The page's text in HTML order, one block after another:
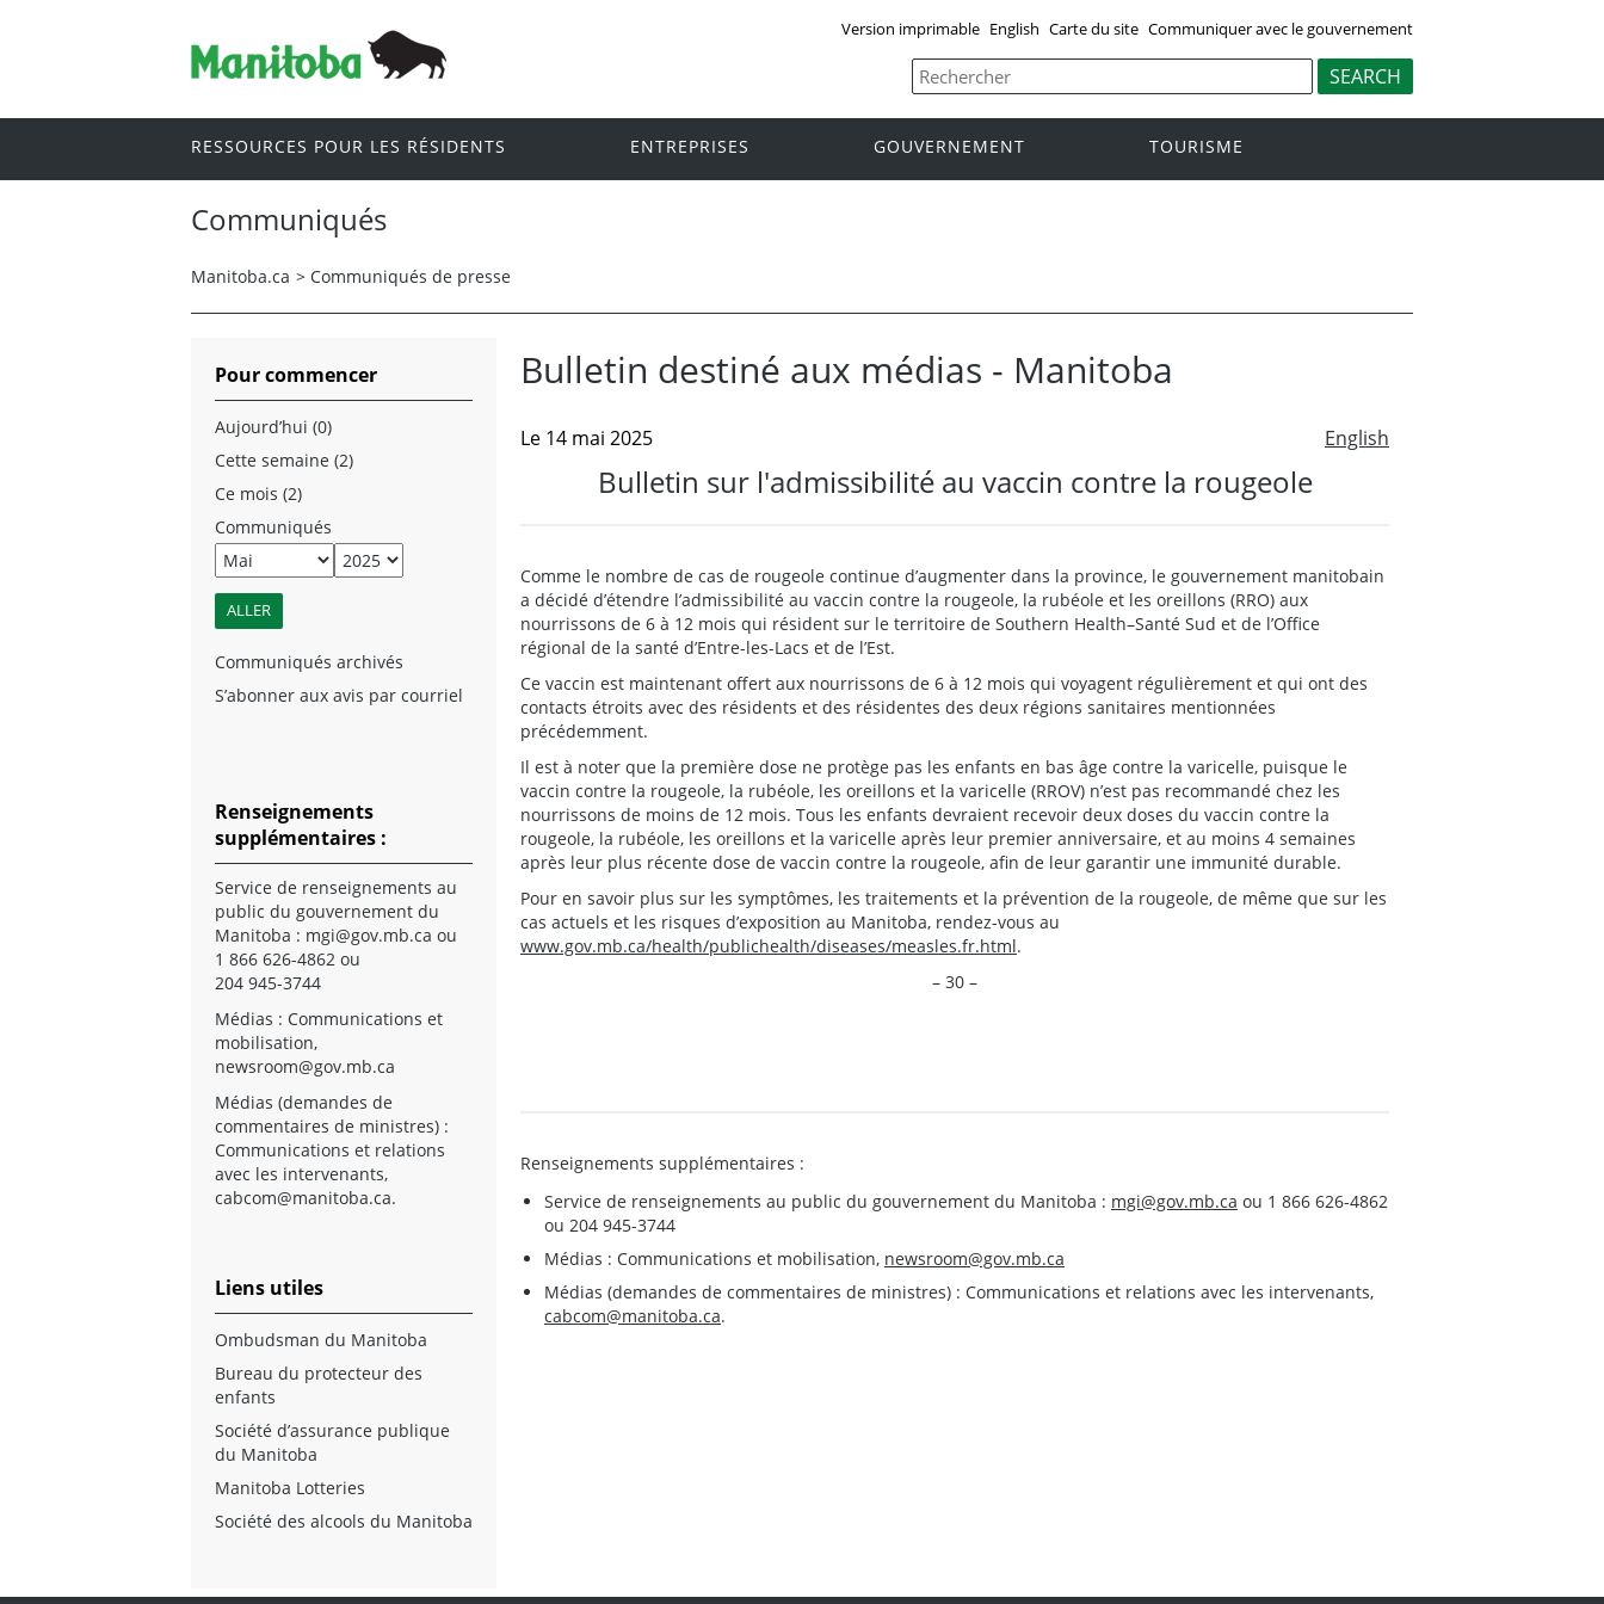
Version imprimable English Carte du site Communiquer avec le gouvernement
RESSOURCES POUR LES RÉSIDENTS ENTREPRISES GOUVERNEMENT TOURISME
Communiqués
Manitoba.ca > Communiqués de presse
Bulletin destiné aux médias - Manitoba
English
Le 14 mai 2025
Bulletin sur l'admissibilité au vaccin contre la rougeole
Comme le nombre de cas de rougeole continue d’augmenter dans la province, le gouvernement manitobain
a décidé d’étendre l’admissibilité au vaccin contre la rougeole, la rubéole et les oreillons (RRO) aux
nourrissons de 6 à 12 mois qui résident sur le territoire de Southern Health–Santé Sud et de l’Office
régional de la santé d’Entre-les-Lacs et de l’Est.
Ce vaccin est maintenant offert aux nourrissons de 6 à 12 mois qui voyagent régulièrement et qui ont des
contacts étroits avec des résidents et des résidentes des deux régions sanitaires mentionnées
précédemment.
Il est à noter que la première dose ne protège pas les enfants en bas âge contre la varicelle, puisque le
vaccin contre la rougeole, la rubéole, les oreillons et la varicelle (RROV) n’est pas recommandé chez les
nourrissons de moins de 12 mois. Tous les enfants devraient recevoir deux doses du vaccin contre la
rougeole, la rubéole, les oreillons et la varicelle après leur premier anniversaire, et au moins 4 semaines
après leur plus récente dose de vaccin contre la rougeole, afin de leur garantir une immunité durable.
Pour en savoir plus sur les symptômes, les traitements et la prévention de la rougeole, de même que sur les
cas actuels et les risques d’exposition au Manitoba, rendez-vous au
www.gov.mb.ca/health/publichealth/diseases/measles.fr.html.
– 30 –
Renseignements supplémentaires :
Service de renseignements au public du gouvernement du Manitoba : mgi@gov.mb.ca ou 1 866 626-4862
ou 204 945-3744
Médias : Communications et mobilisation, newsroom@gov.mb.ca
Médias (demandes de commentaires de ministres) : Communications et relations avec les intervenants,
cabcom@manitoba.ca.
Pour commencer
Aujourd’hui (0)
Cette semaine (2)
Ce mois (2)
Communiqués
Communiqués archivés
S’abonner aux avis par courriel
Renseignements
supplémentaires :
Service de renseignements au
public du gouvernement du
Manitoba : mgi@gov.mb.ca ou
1 866 626-4862 ou
204 945-3744
Médias : Communications et
mobilisation,
newsroom@gov.mb.ca
Médias (demandes de
commentaires de ministres) :
Communications et relations
avec les intervenants,
cabcom@manitoba.ca.
Liens utiles
Ombudsman du Manitoba
Bureau du protecteur des
enfants
Société d’assurance publique
du Manitoba
Manitoba Lotteries
Société des alcools du Manitoba